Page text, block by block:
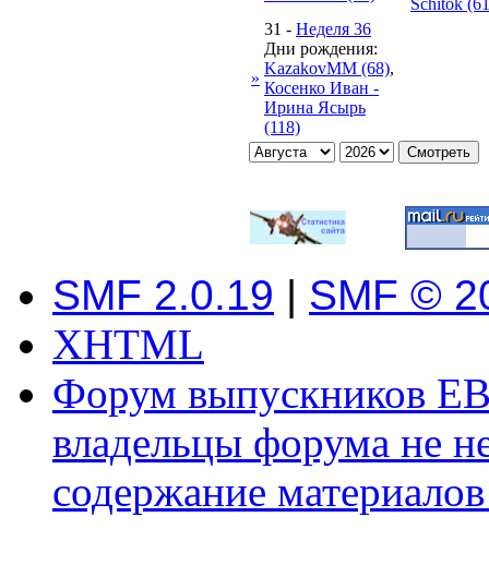
»
31 - Неделя 36
Дни рождения:
KazakovMM (68),
Косенко Иван -
Ирина Ясырь
(118)
SMF 2.0.19 | SMF ©
XHTML
Форум выпускников
владельцы форума не
содержание